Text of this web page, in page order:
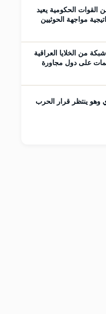
القوات الحكومية يعيد
مواجهة الحوثيين
من الخلايا العراقية
على دول مجاورة
وهو ينتظر قرار الحرب